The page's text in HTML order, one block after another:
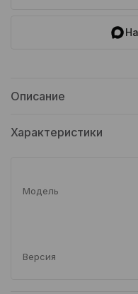
Описание
Характеристики
Модель
Версия